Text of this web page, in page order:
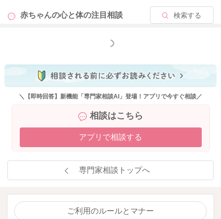
赤ちゃんの心と体の注目相談 検索する
もっと見る
＼【即時回答】新機能「専門家相談AI」登場！アプリで今すぐ相談／
相談はこちら
アプリで相談する
専門家相談トップへ
ご利用のルールとマナー